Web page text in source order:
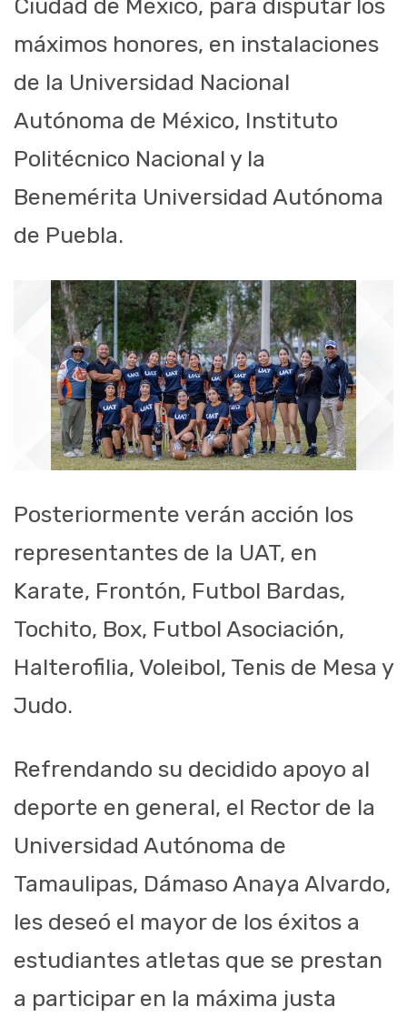
Ciudad de México, para disputar los
máximos honores, en instalaciones
de la Universidad Nacional
Autónoma de México, Instituto
Politécnico Nacional y la
Benemérita Universidad Autónoma
de Puebla.
Posteriormente verán acción los
representantes de la UAT, en
Karate, Frontón, Futbol Bardas,
Tochito, Box, Futbol Asociación,
Halterofilia, Voleibol, Tenis de Mesa y
Judo.
Refrendando su decidido apoyo al
deporte en general, el Rector de la
Universidad Autónoma de
Tamaulipas, Dámaso Anaya Alvardo,
les deseó el mayor de los éxitos a
estudiantes atletas que se prestan
a participar en la máxima justa